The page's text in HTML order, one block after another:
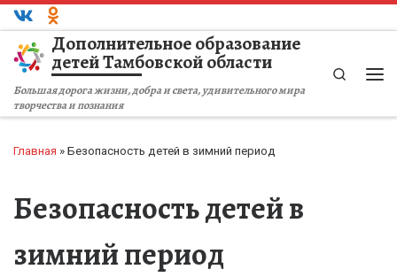
Перейти к содержимому
Дополнительное образование
детей Тамбовской области
Большая дорога жизни, добра и света, удивительного мира
творчества и познания
Search
Главная » Безопасность детей в зимний период
Безопасность детей в
зимний период